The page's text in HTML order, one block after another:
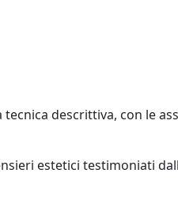
descrittiva, con le
estetici testimoniati